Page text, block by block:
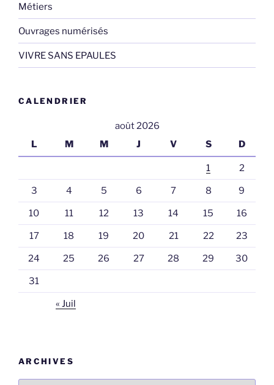
Métiers
Ouvrages numérisés
VIVRE SANS EPAULES
CALENDRIER
août 2026
L
M M J V S D
1 2
3 4 5 6 7 8 9
10 11 12 13 14 15 16
17 18 19 20 21 22 23
24 25 26 27 28 29 30
31
« Juil
ARCHIVES